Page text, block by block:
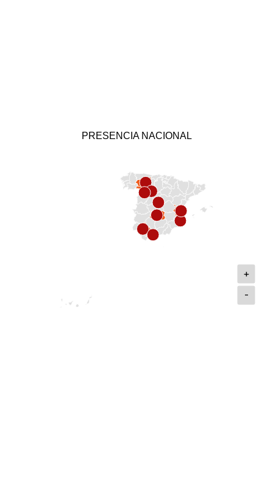
PRESENCIA NACIONAL
+
-